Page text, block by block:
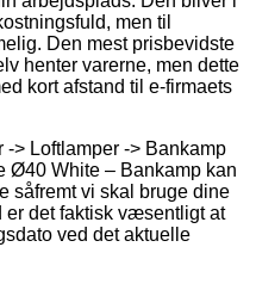
men til
Den mest prisbevidste
henter varerne, men dette
kort afstand til e-firmaets
> Loftlamper -> Bankamp
Ø40 White – Bankamp kan
såfremt vi skal bruge dine
er det faktisk væsentligt at
ved det aktuelle